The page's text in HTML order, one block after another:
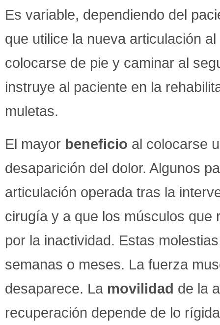
Es variable, dependiendo del
que utilice la nueva articulación
colocarse de pie y caminar al
instruye al paciente en la
muletas.
El mayor beneficio al colocarse
desaparición del dolor. Algunos
articulación operada tras la
cirugía y a que los músculos que
por la inactividad. Estas
semanas o meses. La fuerza
desaparece. La movilidad de la
recuperación depende de lo